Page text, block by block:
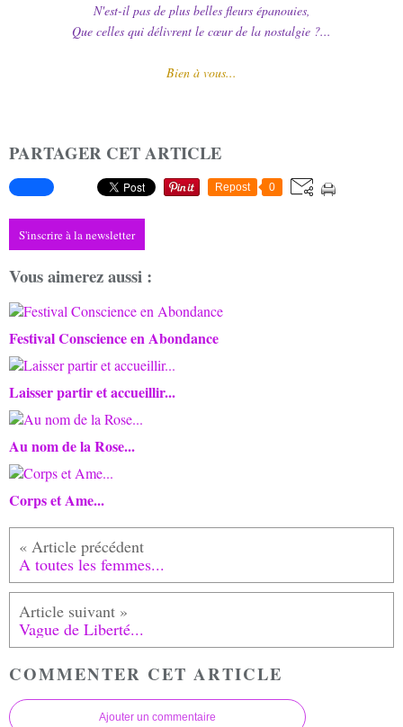
N'est-il pas de plus belles fleurs épanouies,
Que celles qui délivrent le cœur de la nostalgie ?...
Bien à vous...
PARTAGER CET ARTICLE
Repost 0
S'inscrire à la newsletter
Vous aimerez aussi :
Festival Conscience en Abondance
Laisser partir et accueillir...
Au nom de la Rose...
Corps et Ame...
A toutes les femmes...
Vague de Liberté...
COMMENTER CET ARTICLE
Ajouter un commentaire